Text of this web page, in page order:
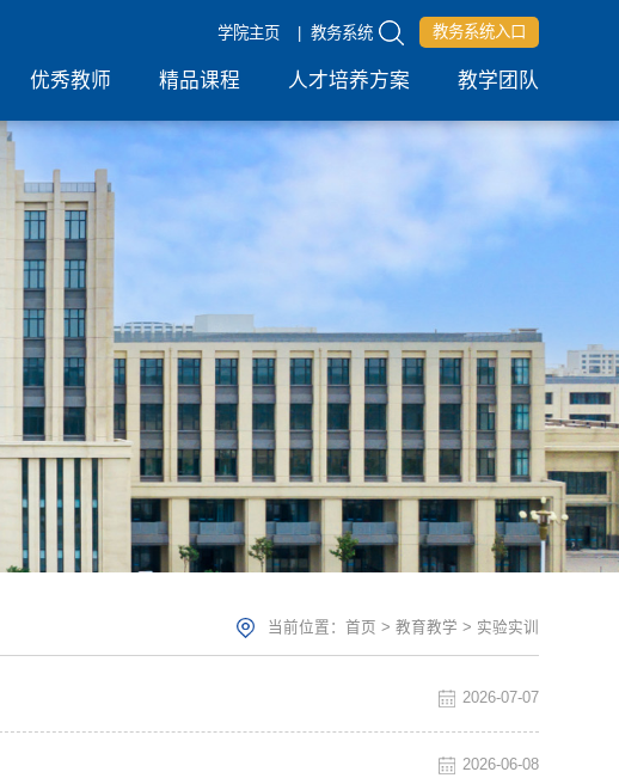
学院主页 教务系统 教务系统入口
优秀教师 精品课程 人才培养方案 教学团队
当前位置： 首页 > 教育教学 > 实验实训
2026-07-07
2026-06-08